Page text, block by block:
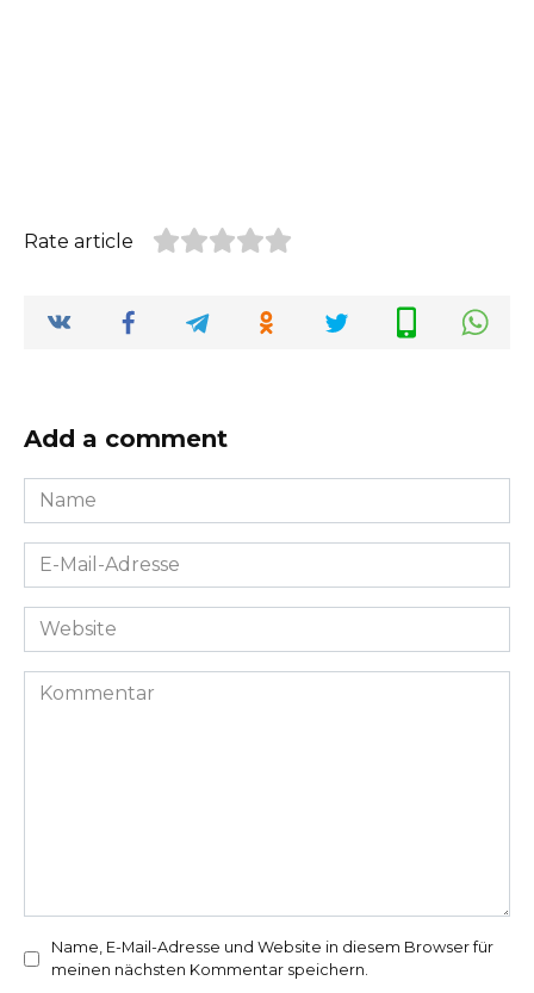
Rate article
Add a comment
Name
*
E-
Mail-
Adresse
Website
Kommentar
Name, E-Mail-Adresse und Website in diesem Browser für
meinen nächsten Kommentar speichern.